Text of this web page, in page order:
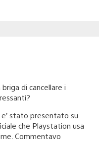
di cancellare i
stato presentato su
che Playstation usa
Commentavo